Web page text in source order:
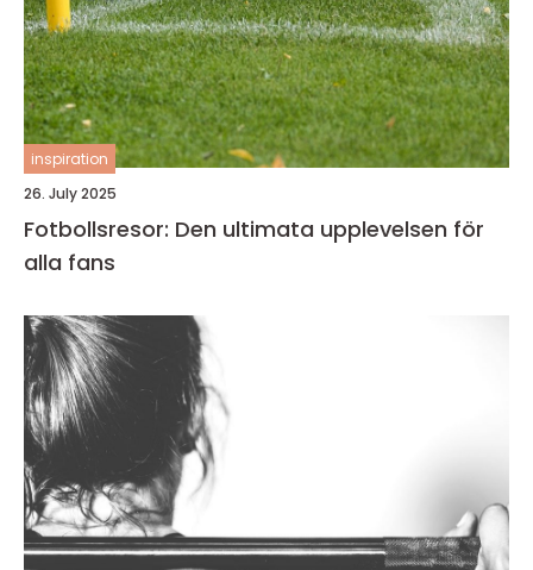
inspiration
26. July 2025
Fotbollsresor: Den ultimata upplevelsen för
alla fans